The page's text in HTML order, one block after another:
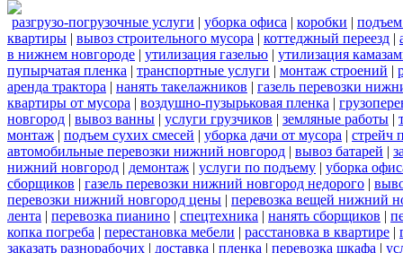
разгрузо-погрузочные услуги | уборка офиса | коробки |
квартиры | вывоз строительного мусора | коттеджный переезд |
в нижнем новгороде | утилизация газелью | утилизация
пупырчатая пленка | транспортные услуги | монтаж строений |
аренда трактора | нанять такелажников | газель перевозки
квартиры от мусора | воздушно-пузырьковая пленка |
новгород | вывоз ванны | услуги грузчиков | земляные работы |
монтаж | подъем сухих смесей | уборка дачи от мусора | стрейч
автомобильные перевозки нижний новгород | вывоз батарей |
нижний новгород | демонтаж | услуги по подъему | уборка
сборщиков | газель перевозки нижний новгород недорого |
перевозки нижний новгород цены | перевозка вещей нижний
лента | перевозка пианино | спецтехника | нанять сборщиков |
копка погреба | перестановка мебели | расстановка в квартире |
заказать разнорабочих | доставка | пленка | перевозка шкафа |